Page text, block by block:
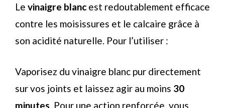
Le vinaigre blanc est redoutablement efficace
contre les moisissures et le calcaire grâce à
son acidité naturelle. Pour l’utiliser :
Vaporisez du vinaigre blanc pur directement
sur vos joints et laissez agir au moins 30
minutes . Pour une action renforcée, vous